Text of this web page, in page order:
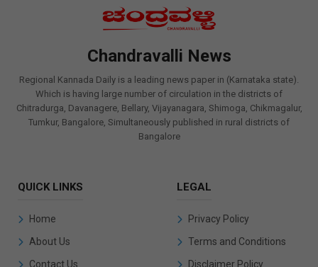
Chandravalli News
Regional Kannada Daily is a leading news paper in (Karnataka state).
Which is having large number of circulation in the districts of
Chitradurga, Davanagere, Bellary, Vijayanagara, Shimoga, Chikmagalur,
Tumkur, Bangalore, Simultaneously published in rural districts of
Bangalore
QUICK LINKS
Home
About Us
Contact Us
LEGAL
Privacy Policy
Terms and Conditions
Disclaimer Policy